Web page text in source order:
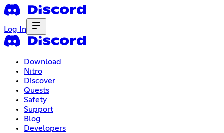
Log In
Download
Nitro
Discover
Quests
Safety
Support
Blog
Developers